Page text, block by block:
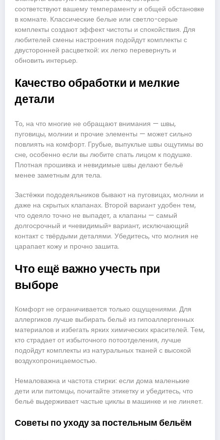
соответствуют вашему темпераменту и общей обстановке
в комнате. Классические белые или светло-серые
комплекты создают эффект чистоты и спокойствия. Для
любителей смены настроения подойдут комплекты с
двусторонней расцветкой: их легко перевернуть и
обновить интерьер.
Качество обработки и мелкие
детали
То, на что многие не обращают внимания — швы,
пуговицы, молнии и прочие элементы — может сильно
повлиять на комфорт. Грубые, выпуклые швы ощутимы во
сне, особенно если вы любите спать лицом к подушке.
Плотная прошивка и невидимые швы делают бельё
менее заметным для тела.
Застёжки пододеяльников бывают на пуговицах, молнии и
даже на скрытых клапанах. Второй вариант удобен тем,
что одеяло точно не выпадет, а клапаны — самый
долгосрочный и «невидимый» вариант, исключающий
контакт с твёрдыми деталями. Убедитесь, что молния не
царапает кожу и прочно зашита.
Что ещё важно учесть при
выборе
Комфорт не ограничивается только ощущениями. Для
аллергиков лучше выбирать бельё из гипоаллергенных
материалов и избегать ярких химических красителей. Тем,
кто страдает от избыточного потоотделения, лучше
подойдут комплекты из натуральных тканей с высокой
воздухопроницаемостью.
Немаловажна и частота стирки: если дома маленькие
дети или питомцы, почитайте этикетку и убедитесь, что
бельё выдерживает частые циклы в машинке и не линяет.
Советы по уходу за постельным бельём